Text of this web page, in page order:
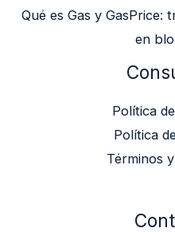
Qué es Gas y GasPrice:
en
Política
Política
Términos